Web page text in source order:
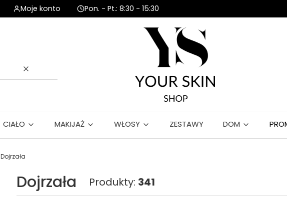
Moje konto Pon. - Pt.: 8:30 - 15:30
Wyczyść
CIAŁO MAKIJAŻ WŁOSY ZESTAWY DOM
Dojrzała
Dojrzała Produkty: 341